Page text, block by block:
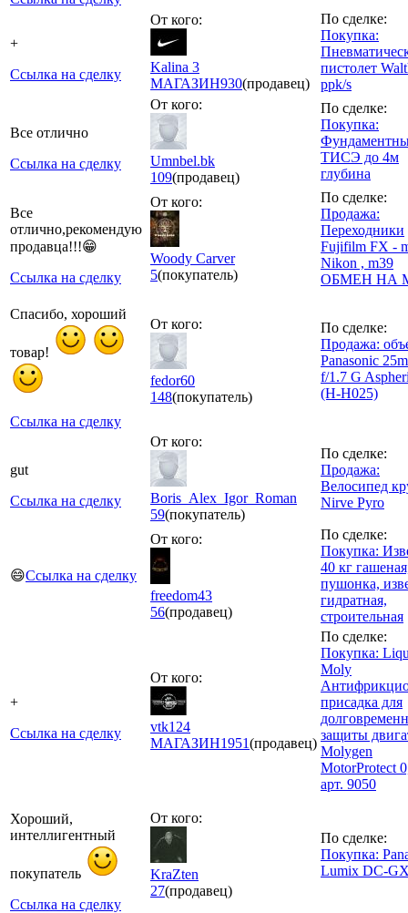
+
Ссылка на сделку
От кого:
Kalina 3
МАГАЗИН930(продавец)
По сделке:
Покупка:
пистолет
ppk/s
Все отлично
Ссылка на сделку
От кого:
Umnbel.bk
109(продавец)
По сделке:
Покупка:
ТИСЭ до 4м
глубина
Все
отлично,рекомендую
продавца!!!😁
Ссылка на сделку
От кого:
Woody Carver
5(покупатель)
По сделке:
Продажа:
Переходники
Fujifilm FX -
Nikon , m39
ОБМЕН НА
Спасибо, хороший
товар!
Ссылка на сделку
От кого:
fedor60
148(покупатель)
По сделке:
Продажа:
Panasonic
f/1.7 G
(H-H025)
gut
Ссылка на сделку
От кого:
Boris_Alex_Igor_Roman
59(покупатель)
По сделке:
Продажа:
Велосипед
Nirve Pyro
😄Ссылка на сделку
От кого:
freedom43
56(продавец)
По сделке:
Покупка:
40 кг
пушонка,
гидратная,
строительная
+
Ссылка на сделку
От кого:
vtk124
МАГАЗИН1951(продавец)
По сделке:
Покупка:
Moly
присадка для
защиты
Molygen
MotorProtect
арт. 9050
Хороший,
интеллигентный
покупатель
Ссылка на сделку
От кого:
KraZten
27(продавец)
По сделке:
Покупка:
Lumix DC-